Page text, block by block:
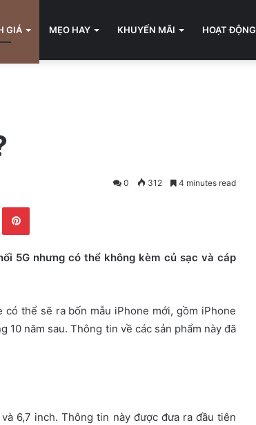
GIÁ MẸO HAY KHUYẾN MÃI HOẠT ĐỘNG
0 312 4 minutes read
LinkedIn
5G nhưng có thể không kèm củ sạc và cáp
thể sẽ ra bốn mẫu iPhone mới, gồm iPhone
10 năm sau. Thông tin về các sản phẩm này đã
6,7 inch. Thông tin này được đưa ra đầu tiên